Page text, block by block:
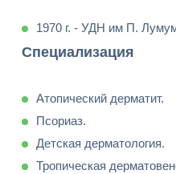
1970 г. - УДН им П.
Специализация
Атопический дерматит.
Псориаз.
Детская дерматология.
Тропическая